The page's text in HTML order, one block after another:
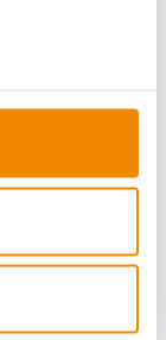
zu 500 °C
backen.
Holz-